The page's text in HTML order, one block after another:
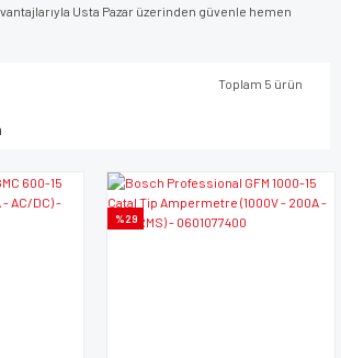
Usta Pazar üzerinden güvenle hemen
Toplam 5 ürün
%29